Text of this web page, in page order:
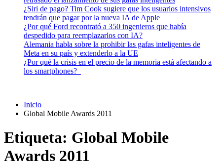
¿Siri de pago? Tim Cook sugiere que los usuarios intensivos
tendrán que pagar por la nueva IA de Apple
¿Por qué Ford recontrató a 350 ingenieros que había
despedido para reemplazarlos con IA?
Alemania habla sobre la prohibir las gafas inteligentes de
Meta en su país y extenderlo a la UE
¿Por qué la crisis en el precio de la memoria está afectando a
los smartphones?
Inicio
Global Mobile Awards 2011
Etiqueta: Global Mobile
Awards 2011